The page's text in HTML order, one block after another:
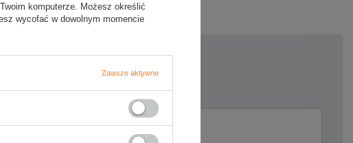
opinii
komputerze. Możesz określić
wycofać w dowolnym momencie
Zawsze aktywne